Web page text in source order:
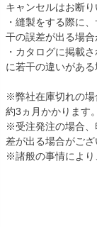
キャンセルはお断り
・縫製をする際に
干の誤差が出る場合
・カタログに掲載
に若干の違いがある
※弊社在庫切れの場
約3ヵ月かかります。
※受注発注の場合、
差が出る場合がござ
※諸般の事情により